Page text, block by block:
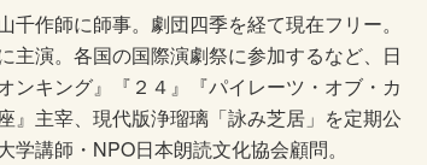
作師に師事。劇団四季を経て現在フリー。
主演。各国の国際演劇祭に参加するなど、日
ンキング』『２４』『パイレーツ・オブ・カ
』主宰、現代版浄瑠璃「詠み芝居」を定期公
講師・NPO日本朗読文化協会顧問。